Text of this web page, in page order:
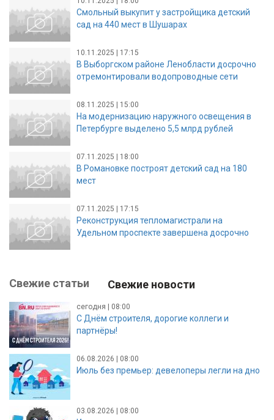
Смольный выкупит у застройщика детский
сад на 440 мест в Шушарах
10.11.2025 | 17:15
В Выборгском районе Ленобласти досрочно
отремонтировали водопроводные сети
08.11.2025 | 15:00
На модернизацию наружного освещения в
Петербурге выделено 5,5 млрд рублей
07.11.2025 | 18:00
В Романовке построят детский сад на 180
мест
07.11.2025 | 17:15
Реконструкция тепломагистрали на
Удельном проспекте завершена досрочно
Свежие статьи Свежие новости
сегодня | 08:00
С Днём строителя, дорогие коллеги и
партнёры!
06.08.2026 | 08:00
Июль без премьер: девелоперы легли на дно
03.08.2026 | 08:00